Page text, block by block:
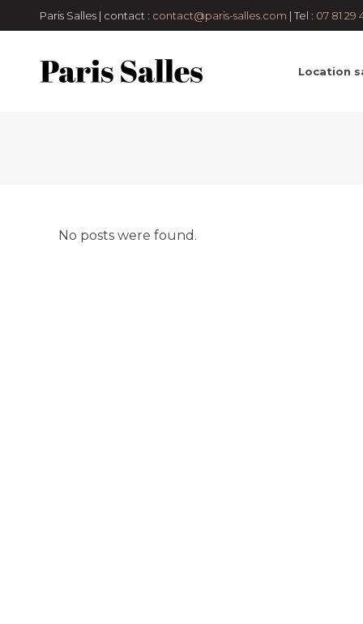
Paris Salles | contact : contact@paris-salles.com | Tel : 07 81 29
Location
No posts were found.